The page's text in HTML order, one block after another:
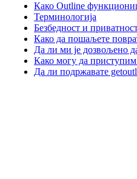
Како Outline
Терминологија
Безбедност и
Како да пошаљете
Да ли ми је дозвољено
Како могу да приступим
Да ли подржавате